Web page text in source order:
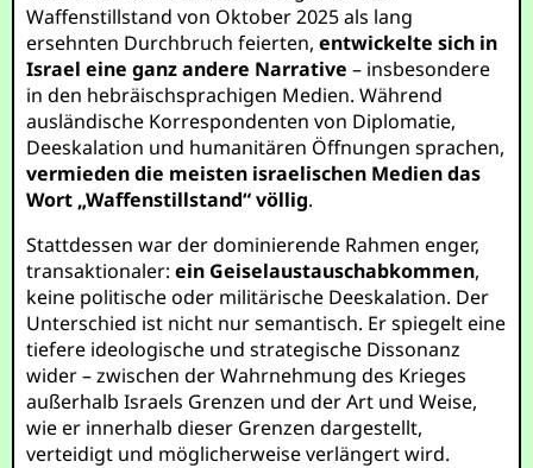
Waffenstillstand von Oktober 2025 als lang
ersehnten Durchbruch feierten,entwickelte sich in
Israel eine ganz andere Narrative – insbesondere
in den hebräischsprachigen Medien. Während
ausländische Korrespondenten von Diplomatie,
Deeskalation und humanitären Öffnungen sprachen,
vermieden die meisten israelischen Medien das
Wort „Waffenstillstand“ völlig.
Stattdessen war der dominierende Rahmen enger,
transaktionaler:ein Geiselaustauschabkommen,
keine politische oder militärische Deeskalation. Der
Unterschied ist nicht nur semantisch. Er spiegelt eine
tiefere ideologische und strategische Dissonanz
wider – zwischen der Wahrnehmung des Krieges
außerhalb Israels Grenzen und der Art und Weise,
wie er innerhalb dieser Grenzen dargestellt,
verteidigt und möglicherweise verlängert wird.